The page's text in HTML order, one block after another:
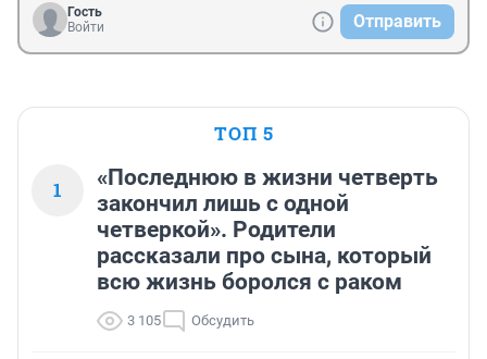
Гость
Войти
Отправить
ТОП 5
1
«Последнюю в жизни четверть
закончил лишь с одной
четверкой». Родители
рассказали про сына, который
всю жизнь боролся с раком
3 105 Обсудить